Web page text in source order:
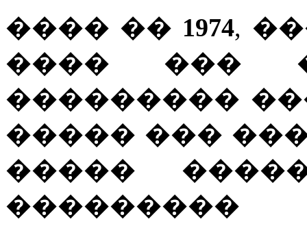
���� �� 1974,
���� ���
���������
����� ���
�����
���������